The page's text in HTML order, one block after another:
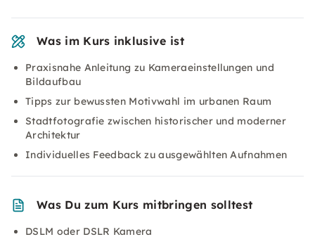
Was im Kurs inklusive ist
Praxisnahe Anleitung zu Kameraeinstellungen und
Bildaufbau
Tipps zur bewussten Motivwahl im urbanen Raum
Stadtfotografie zwischen historischer und moderner
Architektur
Individuelles Feedback zu ausgewählten Aufnahmen
Was Du zum Kurs mitbringen solltest
DSLM oder DSLR Kamera